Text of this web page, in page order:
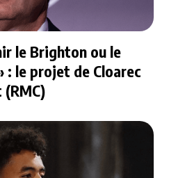
le Brighton ou le
le projet de Cloarec